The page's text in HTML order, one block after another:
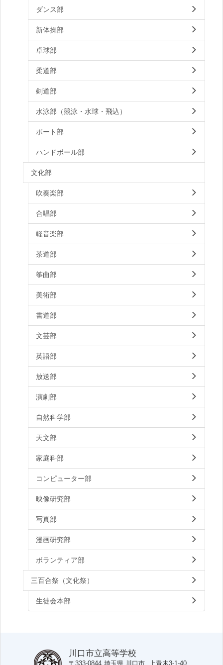
ダンス部
新体操部
卓球部
柔道部
剣道部
水泳部（競泳・水球・飛込）
ボート部
ハンドボール部
文化部
吹奏楽部
合唱部
軽音楽部
茶道部
筝曲部
美術部
書道部
文芸部
英語部
放送部
演劇部
自然科学部
天文部
家庭科部
コンピューター部
映像研究部
写真部
漫画研究部
ボランティア部
三百合祭（文化祭）
生徒会本部
川口市立高等学校
〒333-0844 埼玉県 川口市 上青木3-1-40